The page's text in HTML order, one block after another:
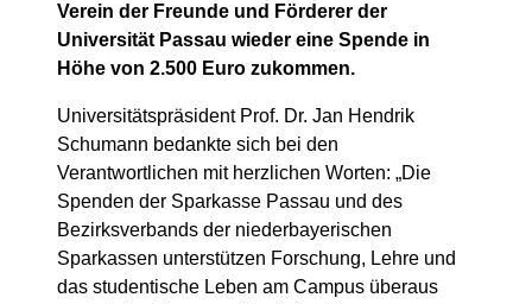
Verein der Freunde und Förderer der
Universität Passau wieder eine Spende in
Höhe von 2.500 Euro zukommen.
Universitätspräsident Prof. Dr. Jan Hendrik
Schumann bedankte sich bei den
Verantwortlichen mit herzlichen Worten: „Die
Spenden der Sparkasse Passau und des
Bezirksverbands der niederbayerischen
Sparkassen unterstützen Forschung, Lehre und
das studentische Leben am Campus überaus